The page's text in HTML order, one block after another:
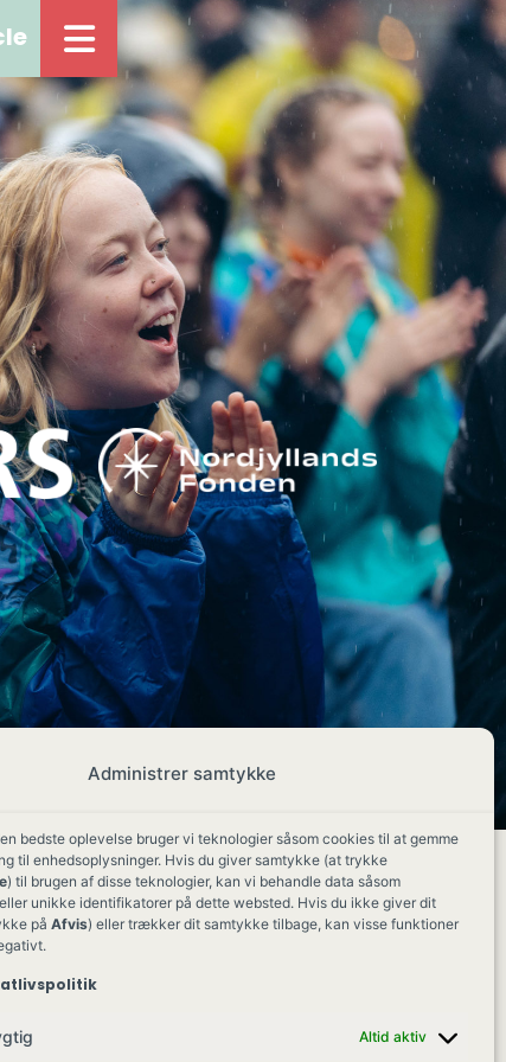
Administrer samtykke
bedste oplevelse bruger vi teknologier såsom cookies til at gemme
til enhedsoplysninger. Hvis du giver samtykke (at trykke
) til brugen af disse teknologier, kan vi behandle data såsom
unikke identifikatorer på dette websted. Hvis du ikke giver dit
på Afvis) eller trækker dit samtykke tilbage, kan visse funktioner
Altid aktiv